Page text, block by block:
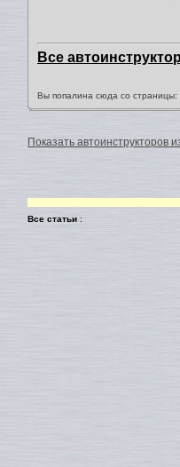
Все
Вы попалина сюда со
Показать автоинструкторов
Все статьи :